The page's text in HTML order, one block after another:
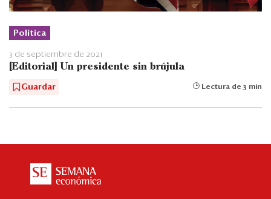
Política
3 de septiembre de 2021
[Editorial] Un presidente sin brújula
Guardar Lectura de 3 min